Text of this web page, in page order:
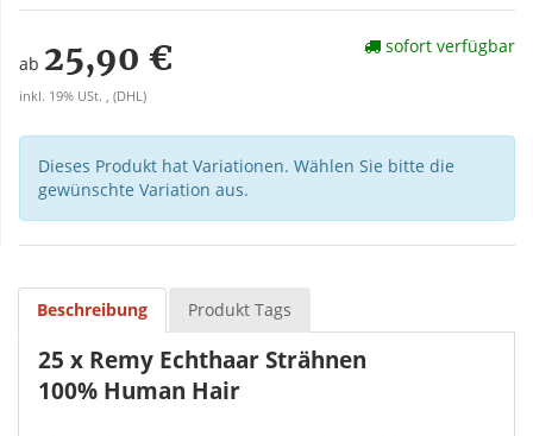
ab 25,90 €
inkl. 19% USt. , (DHL)
sofort verfügbar
Dieses Produkt hat Variationen. Wählen Sie bitte die
gewünschte Variation aus.
Beschreibung Produkt Tags
25 x Remy Echthaar Strähnen
100% Human Hair